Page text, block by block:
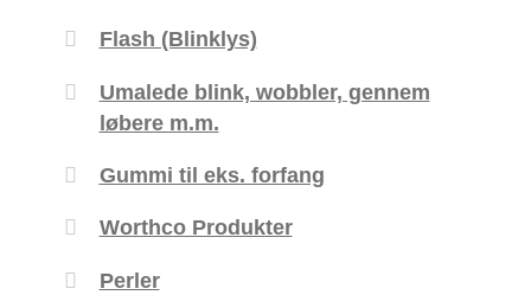
Flash (Blinklys)
Umalede blink, wobbler, gennem
løbere m.m.
Gummi til eks. forfang
Worthco Produkter
Perler